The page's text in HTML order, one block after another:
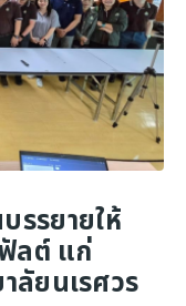
รรยายให้
ลต์ แก่
ลัยนเรศวร